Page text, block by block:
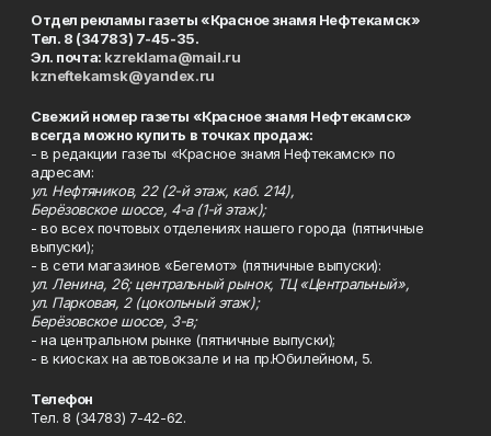
Отдел рекламы газеты «Красное знамя Нефтекамск»
Тел. 8 (34783) 7-45-35.
Эл. почта: kzreklama@mail.ru
kzneftekamsk@yandex.ru
Свежий номер газеты «Красное знамя Нефтекамск»
всегда можно купить в точках продаж:
- в редакции газеты «Красное знамя Нефтекамск» по
адресам:
ул. Нефтяников, 22 (2-й этаж, каб. 214),
Берёзовское шоссе, 4-а (1-й этаж);
- во всех почтовых отделениях нашего города (пятничные
выпуски);
- в сети магазинов «Бегемот» (пятничные выпуски):
ул. Ленина, 26; центральный рынок, ТЦ «Центральный»,
ул. Парковая, 2 (цокольный этаж);
Берёзовское шоссе, 3-в;
- на центральном рынке (пятничные выпуски);
- в киосках на автовокзале и на пр.Юбилейном, 5.
Телефон
Тел. 8 (34783) 7-42-62.